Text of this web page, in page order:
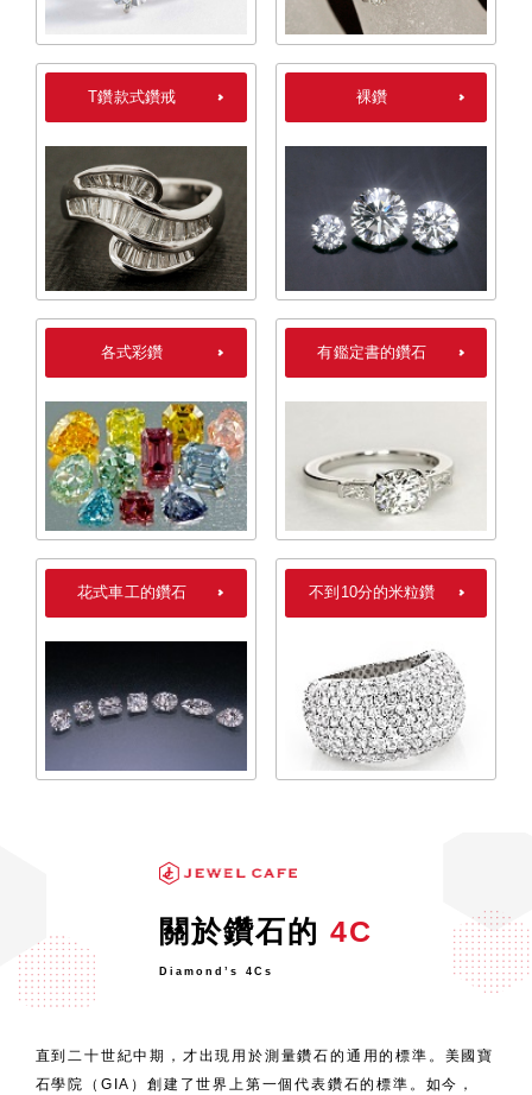
T鑽款式鑽戒 裸鑽
各式彩鑽 有鑑定書的鑽石
花式車工的鑽石 不到10分的米粒鑽
關於鑽石的4C
Diamond’s 4Cs
直到二十世紀中期，才出現用於測量鑽石的通用的標準。美國寶
石學院（GIA）創建了世界上第一個代表鑽石的標準。如今，